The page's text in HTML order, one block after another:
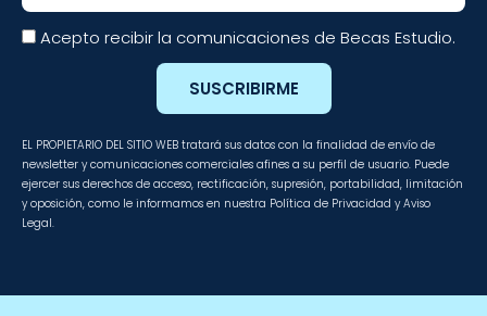
Acepto recibir la comunicaciones de Becas Estudio.
SUSCRIBIRME
EL PROPIETARIO DEL SITIO WEB tratará sus datos con la finalidad de envío de
newsletter y comunicaciones comerciales afines a su perfil de usuario. Puede
ejercer sus derechos de acceso, rectificación, supresión, portabilidad, limitación
y oposición, como le informamos en nuestra Política de Privacidad y Aviso
Legal.